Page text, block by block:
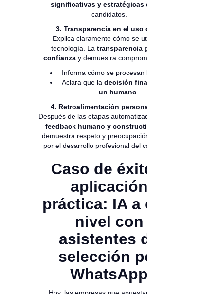
significativas y estratégicascon los
candidatos.
3. Transparencia en el uso de IA
Explica claramente cómo se utiliza la
tecnología. La transparencia genera
confianza y demuestra compromiso ético.
Informa cómo se procesan los datos.
Aclara que la decisión final la toma
un humano
4. Retroalimentación personalizada
Después de las etapas automatizadas, ofrece
feedback humano y constructivo
demuestra respeto y preocupación genuina
por el desarrollo profesional del candidato.
Caso de éxito y
aplicación
práctica: IA a otro
nivel con
asistentes de
selección por
WhatsApp